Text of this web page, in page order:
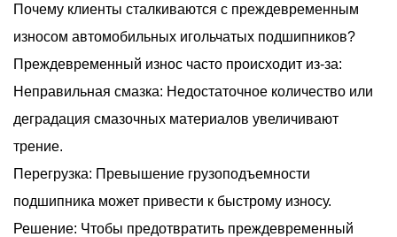
Почему клиенты сталкиваются с преждевременным
износом автомобильных игольчатых подшипников?
Преждевременный износ часто происходит из-за:
Неправильная смазка: Недостаточное количество или
деградация смазочных материалов увеличивают
трение.
Перегрузка: Превышение грузоподъемности
подшипника может привести к быстрому износу.
Решение: Чтобы предотвратить преждевременный